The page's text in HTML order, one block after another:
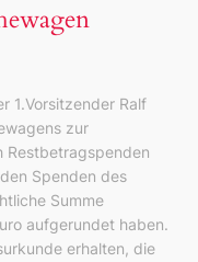
1.Vorsitzender Ralf
zur
Restbetragspenden
Spenden des
Summe
aufgerundet haben.
erhalten, die